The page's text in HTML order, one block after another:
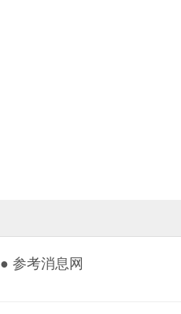
● 参考消息网